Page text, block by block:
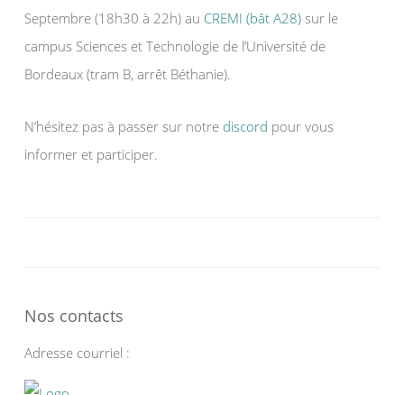
Septembre (18h30 à 22h) au CREMI (bât A28) sur le
campus Sciences et Technologie de l’Université de
Bordeaux (tram B, arrêt Béthanie).
N’hésitez pas à passer sur notre discord pour vous
informer et participer.
Nos contacts
Adresse courriel :